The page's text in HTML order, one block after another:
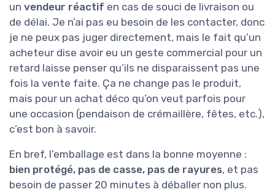
un vendeur réactif en cas de souci de livraison ou
de délai. Je n’ai pas eu besoin de les contacter, donc
je ne peux pas juger directement, mais le fait qu’un
acheteur dise avoir eu un geste commercial pour un
retard laisse penser qu’ils ne disparaissent pas une
fois la vente faite. Ça ne change pas le produit,
mais pour un achat déco qu’on veut parfois pour
une occasion (pendaison de crémaillère, fêtes, etc.),
c’est bon à savoir.
En bref, l’emballage est dans la bonne moyenne :
bien protégé, pas de casse, pas de rayures, et pas
besoin de passer 20 minutes à déballer non plus.